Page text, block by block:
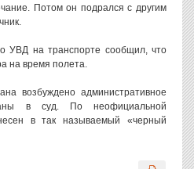
Потом он подрался с другим
УВД на транспорте сообщил, что
на время полета.
возбуждено административное
в суд. По неофициальной
в так называемый «черный